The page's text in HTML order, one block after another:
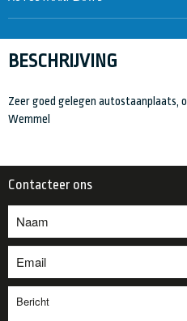
BESCHRIJVING
Zeer goed gelegen autostaanplaats,
Wemmel
Contacteer ons